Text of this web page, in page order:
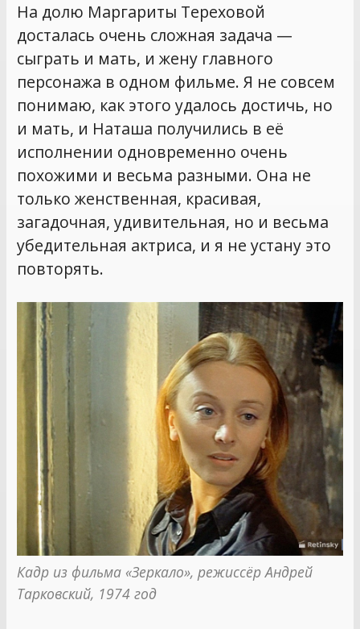
На долю Маргариты Тереховой
досталась очень сложная задача —
сыграть и мать, и жену главного
персонажа в одном фильме. Я не совсем
понимаю, как этого удалось достичь, но
и мать, и Наташа получились в её
исполнении одновременно очень
похожими и весьма разными. Она не
только женственная, красивая,
загадочная, удивительная, но и весьма
убедительная актриса, и я не устану это
повторять.
Кадр из фильма «Зеркало», режиссёр Андрей
Тарковский, 1974 год